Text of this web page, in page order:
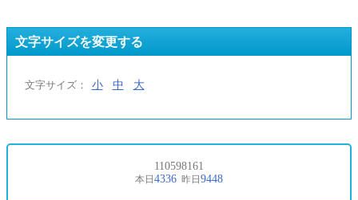
文字サイズを変更する
文字サイズ： 小 中 大